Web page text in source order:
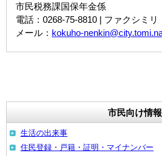
市民税務課国保年金係
電話：0268-75-8810 | ファクシミリ
メール： kokuho-
市民向け情報
生活の出来事
住民登録・戸籍・証明・マイナンバー